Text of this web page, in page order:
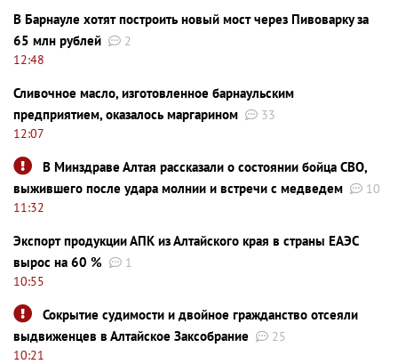
В Барнауле хотят построить новый мост через Пивоварку за
65 млн рублей
2
12:48
Сливочное масло, изготовленное барнаульским
предприятием, оказалось маргарином
33
12:07
В Минздраве Алтая рассказали о состоянии бойца СВО,
выжившего после удара молнии и встречи с медведем
10
11:32
Экспорт продукции АПК из Алтайского края в страны ЕАЭС
вырос на 60 %
1
10:55
Сокрытие судимости и двойное гражданство отсеяли
выдвиженцев в Алтайское Заксобрание
25
10:21